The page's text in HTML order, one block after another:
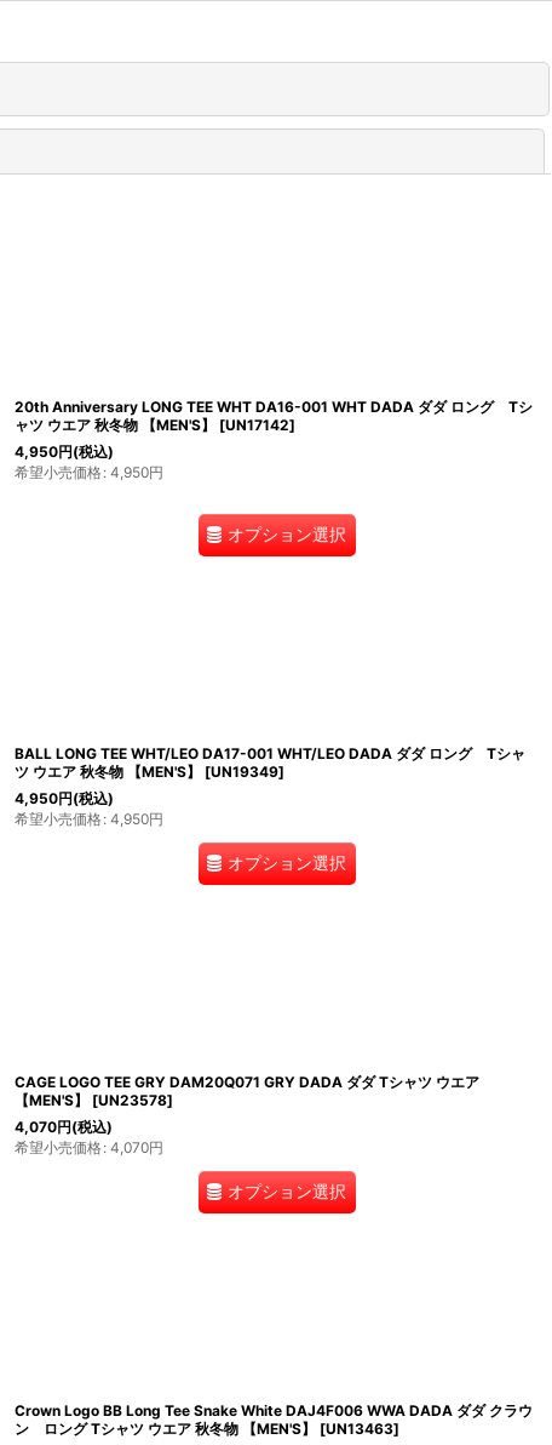
20th Anniversary LONG TEE WHT DA16-001 WHT DADA ダダ ロング Tシ
ャツ ウエア 秋冬物 【MEN'S】
[UN17142]
4,950円(税込)
希望小売価格: 4,950円
オプション選択
BALL LONG TEE WHT/LEO DA17-001 WHT/LEO DADA ダダ ロング Tシャ
ツ ウエア 秋冬物 【MEN'S】
[UN19349]
4,950円(税込)
希望小売価格: 4,950円
オプション選択
CAGE LOGO TEE GRY DAM20Q071 GRY DADA ダダ Tシャツ ウエア
【MEN'S】
[UN23578]
4,070円(税込)
希望小売価格: 4,070円
オプション選択
Crown Logo BB Long Tee Snake White DAJ4F006 WWA DADA ダダ クラウ
ン ロング Tシャツ ウエア 秋冬物 【MEN'S】
[UN13463]